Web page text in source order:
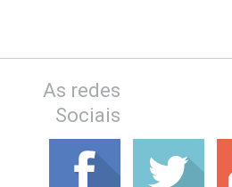
As redes
Sociais